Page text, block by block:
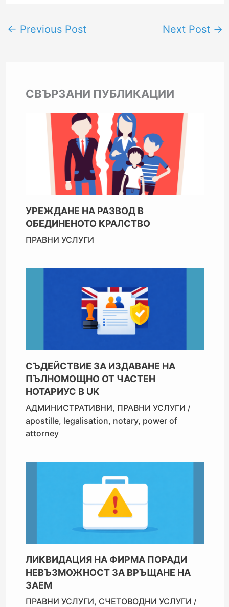
← Previous Post Next Post →
СВЪРЗАНИ ПУБЛИКАЦИИ
УРЕЖДАНЕ НА РАЗВОД В
ОБЕДИНЕНОТО КРАЛСТВО
ПРАВНИ УСЛУГИ
СЪДЕЙСТВИЕ ЗА ИЗДАВАНЕ НА
ПЪЛНОМОЩНО ОТ ЧАСТЕН
НОТАРИУС В UK
АДМИНИСТРАТИВНИ, ПРАВНИ УСЛУГИ /
apostille, legalisation, notary, power of
attorney
ЛИКВИДАЦИЯ НА ФИРМА ПОРАДИ
НЕВЪЗМОЖНОСТ ЗА ВРЪЩАНЕ НА
ЗАЕМ
ПРАВНИ УСЛУГИ, СЧЕТОВОДНИ УСЛУГИ /